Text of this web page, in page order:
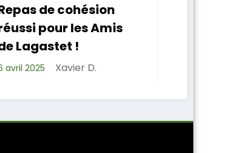
président
14 mars 2025 Xavier D.